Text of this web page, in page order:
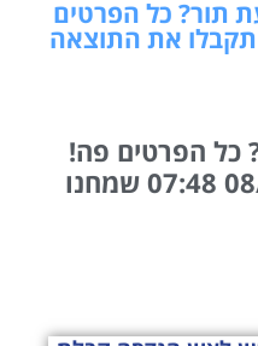
תור? כל הפרטים
את התוצאה
כל הפרטים פה!
המידע נכון לתאריך: 08/08/2026 07:48 שמחנו